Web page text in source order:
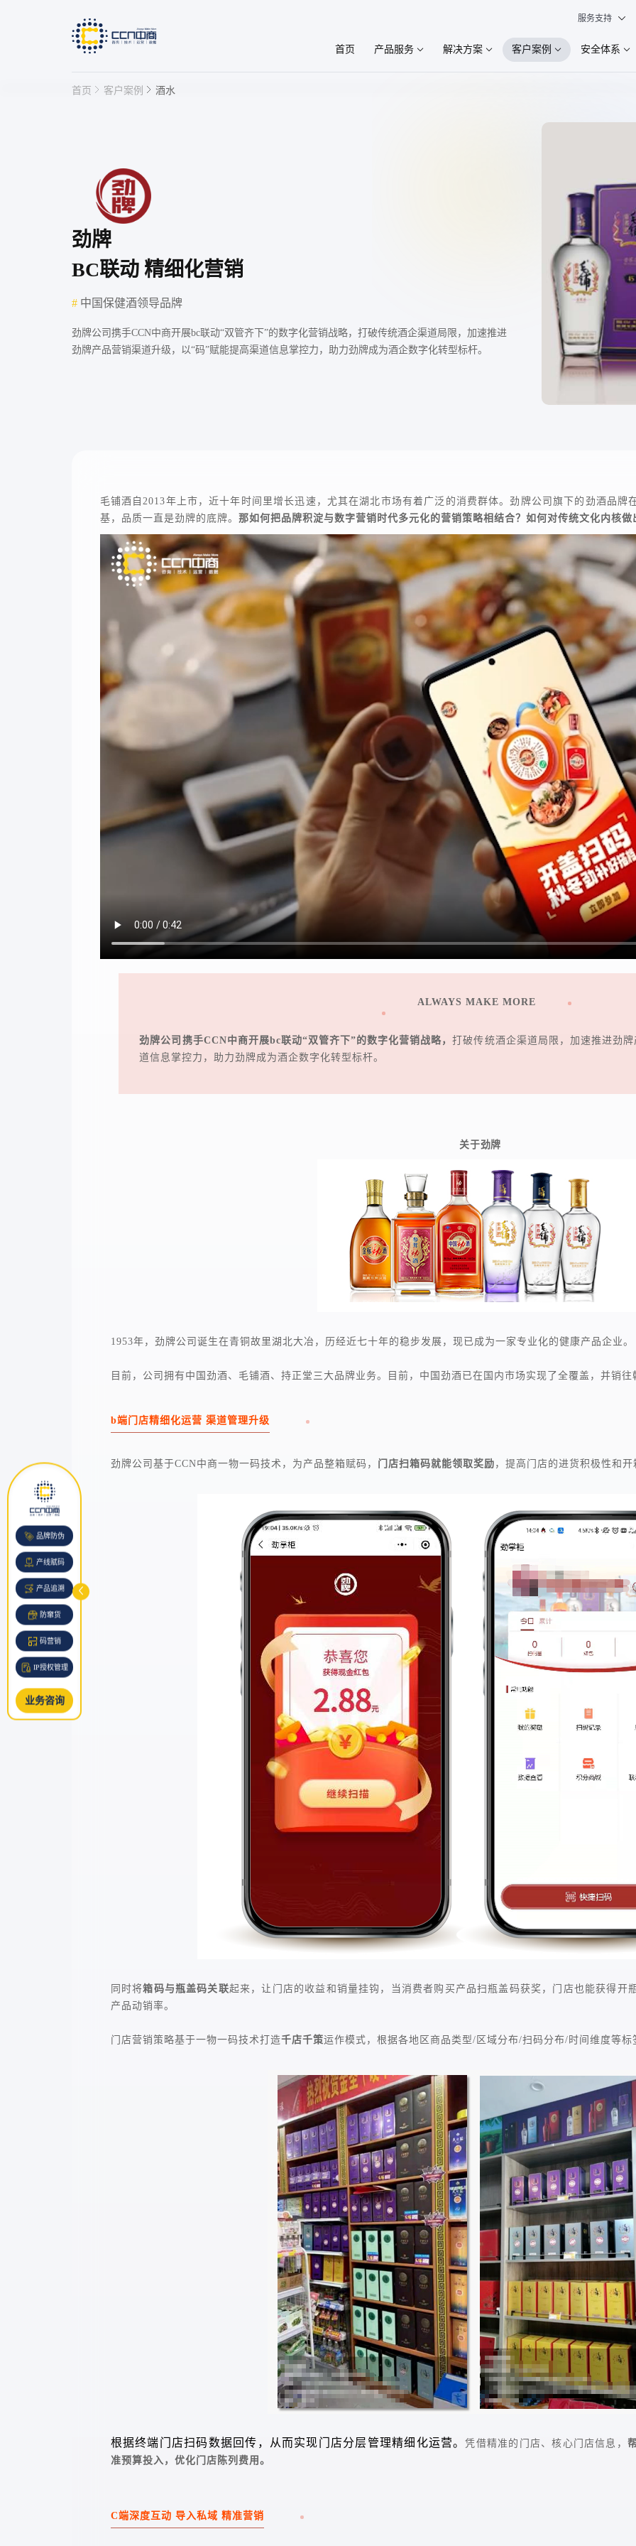
服务支持
IP授权管理平台
首页 产品服务 解决方案 客户案例 安全体系
首页 客户案例 酒水
劲牌
BC联动 精细化营销
# 中国保健酒领导品牌
劲牌公司携手CCN中商开展bc联动“双管齐下”的数字化营销战略，打破传统酒企渠道局限，加速推进
劲牌产品营销渠道升级，以“码”赋能提高渠道信息掌控力，助力劲牌成为酒企数字化转型标杆。
毛铺酒自2013年上市，近十年时间里增长迅速，尤其在湖北市场有着广泛的消费群体。劲牌公司旗下的劲酒品牌
基，品质一直是劲牌的底牌。 那如何把品牌积淀与数字营销时代多元化的营销策略相结合？如何对传统文化内核
ALWAYS MAKE MORE
劲牌公司携手CCN中商开展bc联动“双管齐下”的数字化营销战略，打破传统酒企渠道局限，加速推进劲
道信息掌控力，助力劲牌成为酒企数字化转型标杆。
关于劲牌
1953年，劲牌公司诞生在青铜故里湖北大冶，历经近七十年的稳步发展，现已成为一家专业化的健康产品企业。
目前，公司拥有中国劲酒、毛铺酒、持正堂三大品牌业务。目前，中国劲酒已在国内市场实现了全覆盖，并销
b端门店精细化运营 渠道管理升级
劲牌公司基于CCN中商一物一码技术，为产品整箱赋码， 门店扫箱码就能领取奖励 ，提高门店的进货积极性和开
同时将箱码与瓶盖码关联起来，让门店的收益和销量挂钩，当消费者购买产品扫瓶盖码获奖，门店也能获得开
产品动销率。
门店营销策略基于一物一码技术打造千店千策运作模式，根据各地区商品类型/区域分布/扫码分布/时间维度等
根据终端门店扫码数据回传 ，从而实现门店分层管理精细化运营。凭借精准的门店、核心门店信息，
准预算投入，优化门店陈列费用。
C端深度互动 导入私域 精准营销
品牌防伪
产线赋码
产品追溯
防窜货
码营销
IP授权管理
业务咨询